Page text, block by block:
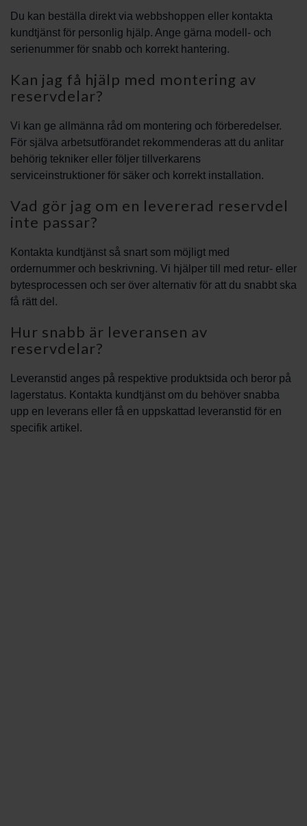
Du kan beställa direkt via webbshoppen eller kontakta
kundtjänst för personlig hjälp. Ange gärna modell- och
serienummer för snabb och korrekt hantering.
Kan jag få hjälp med montering av
reservdelar?
Vi kan ge allmänna råd om montering och förberedelser.
För själva arbetsutförandet rekommenderas att du anlitar
behörig tekniker eller följer tillverkarens
serviceinstruktioner för säker och korrekt installation.
Vad gör jag om en levererad reservdel
inte passar?
Kontakta kundtjänst så snart som möjligt med
ordernummer och beskrivning. Vi hjälper till med retur- eller
bytesprocessen och ser över alternativ för att du snabbt ska
få rätt del.
Hur snabb är leveransen av
reservdelar?
Leveranstid anges på respektive produktsida och beror på
lagerstatus. Kontakta kundtjänst om du behöver snabba
upp en leverans eller få en uppskattad leveranstid för en
specifik artikel.